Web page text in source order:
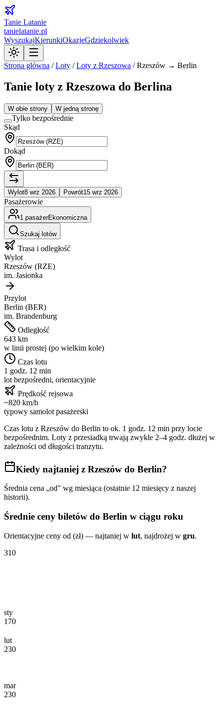
Tanie Latanie
tanielatanie.pl
WyszukajKierunkiOkazjeGdziekolwiek
Strona główna /Loty /Loty z Rzeszowa /Rzeszów → Berlin
Tanie loty z Rzeszowa do Berlina
W obie strony W jedną stronę
Tylko bezpośrednie
Skąd
Dokąd
Wylot8 wrz 2026 Powrót15 wrz 2026
Pasażerowie
1 pasażerEkonomiczna
Szukaj lotów
Trasa i odległość
Wylot
Rzeszów (RZE)
im. Jasionka
Przylot
Berlin (BER)
im. Brandenburg
Odległość
643 km
w linii prostej (po wielkim kole)
Czas lotu
1 godz. 12 min
lot bezpośredni, orientacyjnie
Prędkość rejsowa
~820 km/h
typowy samolot pasażerski
Czas lotu z Rzeszów do Berlin to ok. 1 godz. 12 min przy locie
bezpośrednim. Loty z przesiadką trwają zwykle 2–4 godz. dłużej w
zależności od długości tranzytu.
Kiedy najtaniej z Rzeszów do Berlin?
Średnia cena „od" wg miesiąca (ostatnie 12 miesięcy z naszej
historii).
Średnie ceny biletów do Berlin w ciągu roku
Orientacyjne ceny od (zł) — najtaniej w lut, najdrożej w gru.
310
sty
170
lut
230
mar
230